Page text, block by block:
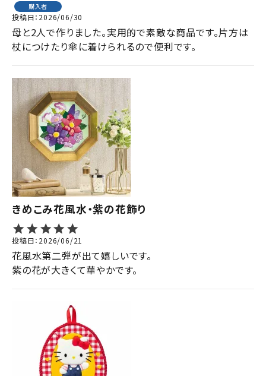
購入者
投稿日 2026/06/30
母と2人で作りました。実用的で素敵な商品です。片方は
杖につけたり傘に着けられるので便利です。
きめこみ花風水・紫の花飾り
投稿日 2026/06/21
花風水第二弾が出て嬉しいです。
紫の花が大きくて華やかです。